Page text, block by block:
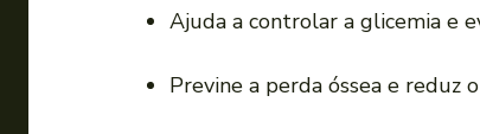
d
o
Ajuda a controlar a glicemia e
Previne a perda óssea e reduz